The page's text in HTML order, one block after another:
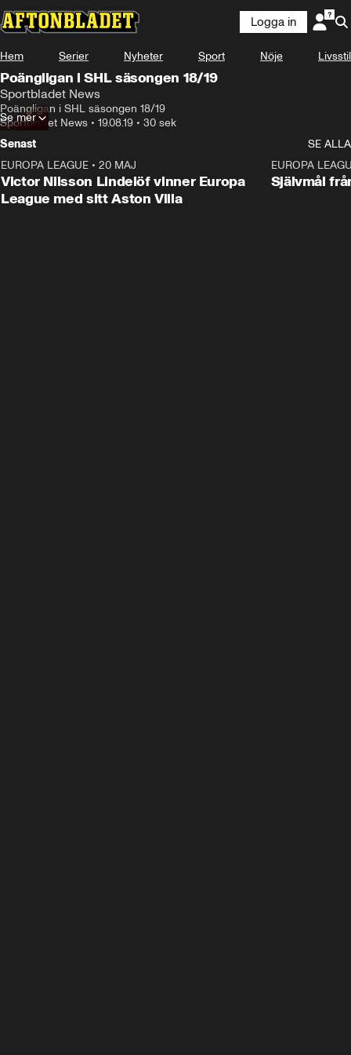
Logga in
Hem Serier Nyheter Sport Nöje Livsstil
Poängligan i SHL säsongen 18/19
Sportbladet News
Poängligan i SHL säsongen 18/19
Sportbladet News • 19.08.19 • 30 sek
Se mer
Senast
SE ALLA
EUROPA LEAGUE • 20 MAJ
Victor Nilsson Lindelöf vinner Europa
League med sitt Aston Villa
EUROPA
Självmål